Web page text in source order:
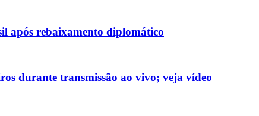
após rebaixamento diplomático
durante transmissão ao vivo; veja vídeo